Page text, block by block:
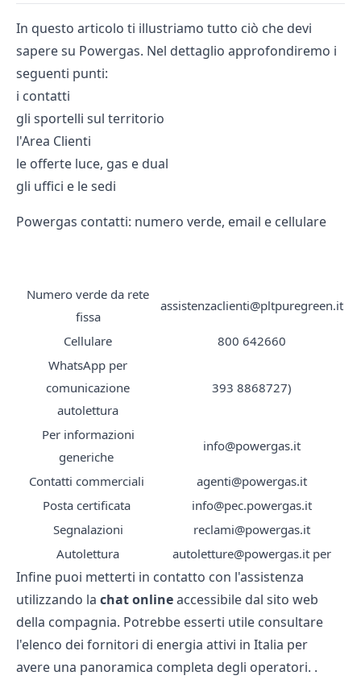
In questo articolo ti illustriamo tutto ciò che devi
sapere su Powergas. Nel dettaglio approfondiremo i
seguenti punti:
i contatti
gli sportelli sul territorio
l'Area Clienti
le offerte luce, gas e dual
gli uffici e le sedi
Powergas contatti: numero verde, email e cellulare
Numero verde da rete
fissa
assistenzaclienti@pltpuregreen.it
Cellulare
800 642660
WhatsApp per
comunicazione
autolettura
393 8868727)
Per informazioni
generiche
info@powergas.it
Contatti commerciali
agenti@powergas.it
Posta certificata
info@pec.powergas.it
Segnalazioni
reclami@powergas.it
Autolettura
autoletture@powergas.it per
Infine puoi metterti in contatto con l'assistenza
utilizzando la chat onlineaccessibile dal sito web
della compagnia. Potrebbe esserti utile consultare
l'elenco dei fornitori di energia attivi in Italia per
avere una panoramica completa degli operatori. .